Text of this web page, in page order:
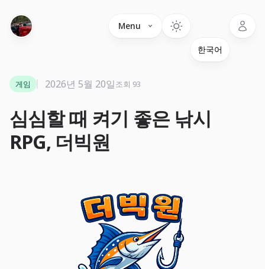
Menu
심심할 때 켜기 좋은 낚시
RPG, 더빅원
게임 2026년 5월 20일조회 93